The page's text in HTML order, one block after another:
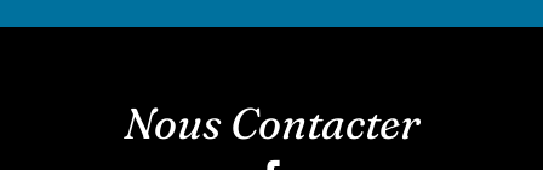
Nous Contacter